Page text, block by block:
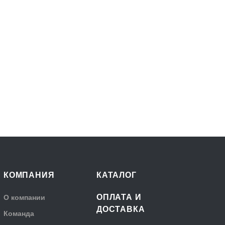
КОМПАНИЯ
О компании
Команда
КАТАЛОГ
ОПЛАТА И
ДОСТАВКА